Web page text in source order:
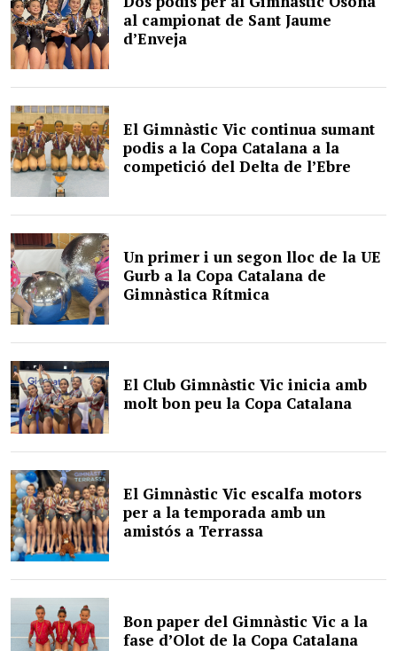
al campionat de Sant Jaume
d’Enveja
El Gimnàstic Vic continua sumant
podis a la Copa Catalana a la
competició del Delta de l’Ebre
Un primer i un segon lloc de la UE
Gurb a la Copa Catalana de
Gimnàstica Rítmica
El Club Gimnàstic Vic inicia amb
molt bon peu la Copa Catalana
El Gimnàstic Vic escalfa motors
per a la temporada amb un
amistós a Terrassa
Bon paper del Gimnàstic Vic a la
fase d’Olot de la Copa Catalana